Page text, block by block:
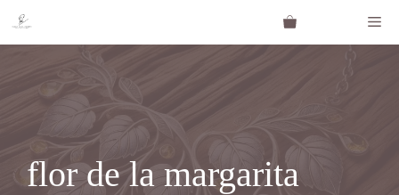
contenido
flor de la margarita